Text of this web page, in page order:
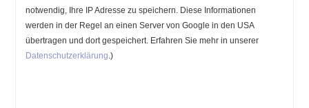
notwendig, Ihre IP Adresse zu speichern. Diese Informationen
werden in der Regel an einen Server von Google in den USA
übertragen und dort gespeichert. Erfahren Sie mehr in unserer
Datenschutzerklärung .)